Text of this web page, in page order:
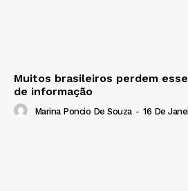
Muitos brasileiros perdem
de informação
Marina Poncio De Souza - 16 De